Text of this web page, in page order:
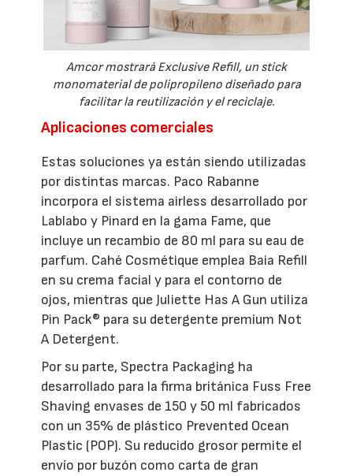
Amcor mostrará Exclusive Refill, un stick
monomaterial de polipropileno diseñado para
facilitar la reutilización y el reciclaje.
Aplicaciones comerciales
Estas soluciones ya están siendo utilizadas
por distintas marcas. Paco Rabanne
incorpora el sistema airless desarrollado por
Lablabo y Pinard en la gama Fame, que
incluye un recambio de 80 ml para su eau de
parfum. Cahé Cosmétique emplea Baia Refill
en su crema facial y para el contorno de
ojos, mientras que Juliette Has A Gun utiliza
Pin Pack® para su detergente premium Not
A Detergent.
Por su parte, Spectra Packaging ha
desarrollado para la firma británica Fuss Free
Shaving envases de 150 y 50 ml fabricados
con un 35% de plástico Prevented Ocean
Plastic (POP). Su reducido grosor permite el
envío por buzón como carta de gran